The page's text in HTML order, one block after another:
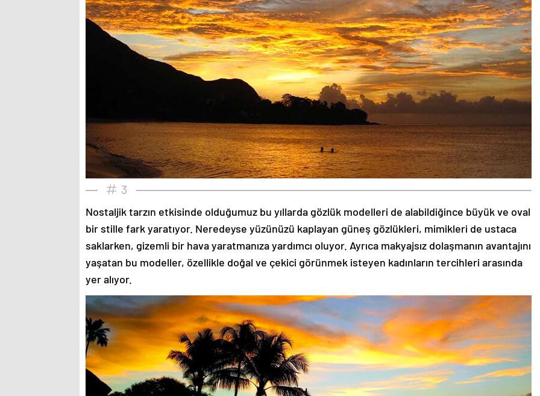
3
Nostaljik tarzın etkisinde olduğumuz bu yıllarda gözlük modelleri de alabildiğince büyük ve oval
bir stille fark yaratıyor. Neredeyse yüzünüzü kaplayan güneş gözlükleri, mimikleri de ustaca
saklarken, gizemli bir hava yaratmanıza yardımcı oluyor. Ayrıca makyajsız dolaşmanın avantajını
yaşatan bu modeller, özellikle doğal ve çekici görünmek isteyen kadınların tercihleri arasında
yer alıyor.